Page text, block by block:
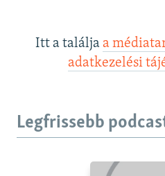
Itt a találja a
adatkezelési
Legfrissebb